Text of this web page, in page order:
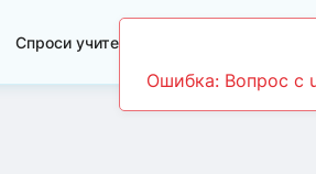
Спроси учителя